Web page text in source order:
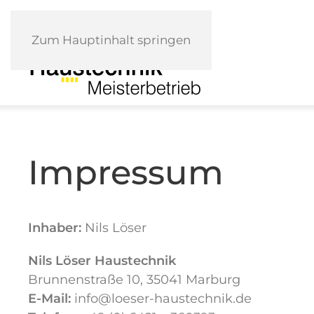
Zum Hauptinhalt springen
Impressum
Inhaber: Nils Löser
Nils Löser Haustechnik
Brunnenstraße 10, 35041 Marburg
E-Mail: info@loeser-haustechnik.de